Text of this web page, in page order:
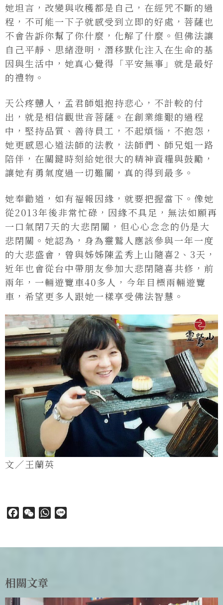
她坦言，改變與收穫都是自己，在經咒不斷的過
程，不可能一下子就感受到立即的好處，菩薩也
不會告訴你幫了你什麼，化解了什麼。但佛法讓
自己平靜、思緒澄明，潛移默化注入在生命的基
因與生活中，她真心覺得「平安無事」就是最好
的禮物。
天公疼戇人，孟君師姐抱持悲心，不計較的付
出，就是相信觀世音菩薩。在創業維艱的過程
中，堅持品質、善待員工，不起煩惱，不抱怨，
她更感恩心道法師的法教，法師們、師兄姐一路
陪伴，在關鍵時刻給她很大的精神資糧與鼓勵，
讓她有勇氣度過一切難關，真的得到最多。
她奉勸道，如有福報因緣，就要把握當下。像她
從2013年後非常忙碌，因緣不具足，無法如願再
一口氣閉7天的大悲閉關，但心心念念的仍是大
悲閉關。她認為，身為靈鷲人應該參與一年一度
的大悲盛會，曾與姊姊陳孟秀上山隨喜2、3天，
近年也會從台中帶朋友參加大悲閉隨喜共修，前
兩年，一輛遊覽車40多人，今年目標兩輛遊覽
車，希望更多人跟她一樣享受佛法智慧。
文／王蘭英
FacebookWeChatWhatsApp
相關文章